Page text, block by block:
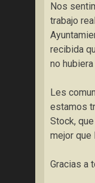
Nos
trabajo
recibida
no
Les
estamos
Stock,
mejor que
Gracias a